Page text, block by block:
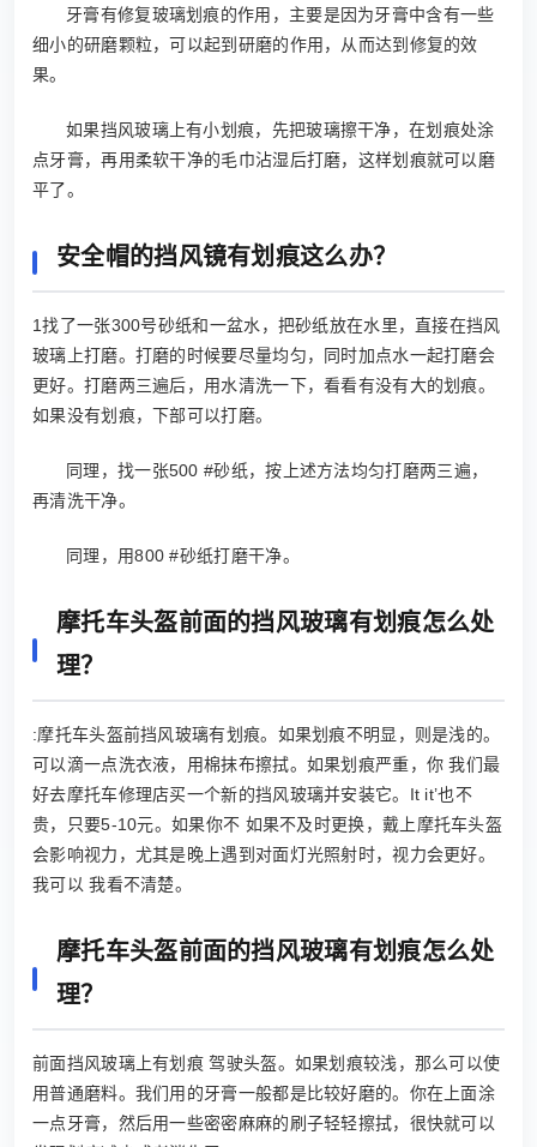
牙膏有修复玻璃划痕的作用，主要是因为牙膏中含有一些
细小的研磨颗粒，可以起到研磨的作用，从而达到修复的效
果。
如果挡风玻璃上有小划痕，先把玻璃擦干净，在划痕处涂
点牙膏，再用柔软干净的毛巾沾湿后打磨，这样划痕就可以磨
平了。
安全帽的挡风镜有划痕这么办？
1找了一张300号砂纸和一盆水，把砂纸放在水里，直接在挡风
玻璃上打磨。打磨的时候要尽量均匀，同时加点水一起打磨会
更好。打磨两三遍后，用水清洗一下，看看有没有大的划痕。
如果没有划痕，下部可以打磨。
同理，找一张500 #砂纸，按上述方法均匀打磨两三遍，
再清洗干净。
同理，用800 #砂纸打磨干净。
摩托车头盔前面的挡风玻璃有划痕怎么处
理？
:摩托车头盔前挡风玻璃有划痕。如果划痕不明显，则是浅的。
可以滴一点洗衣液，用棉抹布擦拭。如果划痕严重，你 我们最
好去摩托车修理店买一个新的挡风玻璃并安装它。It it’也不
贵，只要5-10元。如果你不 如果不及时更换，戴上摩托车头盔
会影响视力，尤其是晚上遇到对面灯光照射时，视力会更好。
我可以 我看不清楚。
摩托车头盔前面的挡风玻璃有划痕怎么处
理？
前面挡风玻璃上有划痕 驾驶头盔。如果划痕较浅，那么可以使
用普通磨料。我们用的牙膏一般都是比较好磨的。你在上面涂
一点牙膏，然后用一些密密麻麻的刷子轻轻擦拭，很快就可以